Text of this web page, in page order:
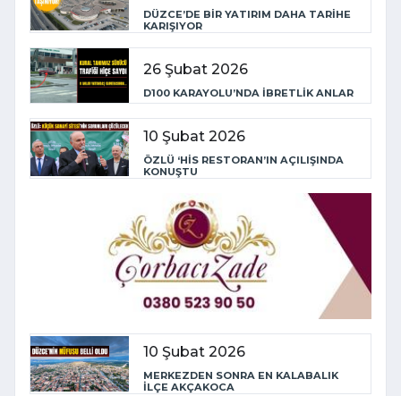
DÜZCE’DE BİR YATIRIM DAHA TARİHE
KARIŞIYOR
26 Şubat 2026
D100 KARAYOLU’NDA İBRETLİK ANLAR
10 Şubat 2026
ÖZLÜ ‘HİS RESTORAN’IN AÇILIŞINDA
KONUŞTU
10 Şubat 2026
MERKEZDEN SONRA EN KALABALIK
İLÇE AKÇAKOCA